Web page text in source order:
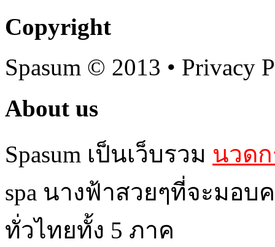
Copyright
Spasum © 2013 • Privacy
About us
Spasum เป็นเว็บรวม นวด
spa นางฟ้าสวยๆที่จะมอ
ทั่วไทยทั้ง 5 ภาค